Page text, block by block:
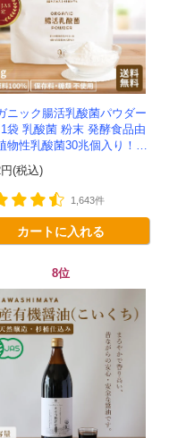
ニック腸活乳酸菌パウダー
袋 乳酸菌 粉末 発酵食品由
物性乳酸菌30兆個入り！有
メ...
(税込)
1,643件
カートに入れる
8位